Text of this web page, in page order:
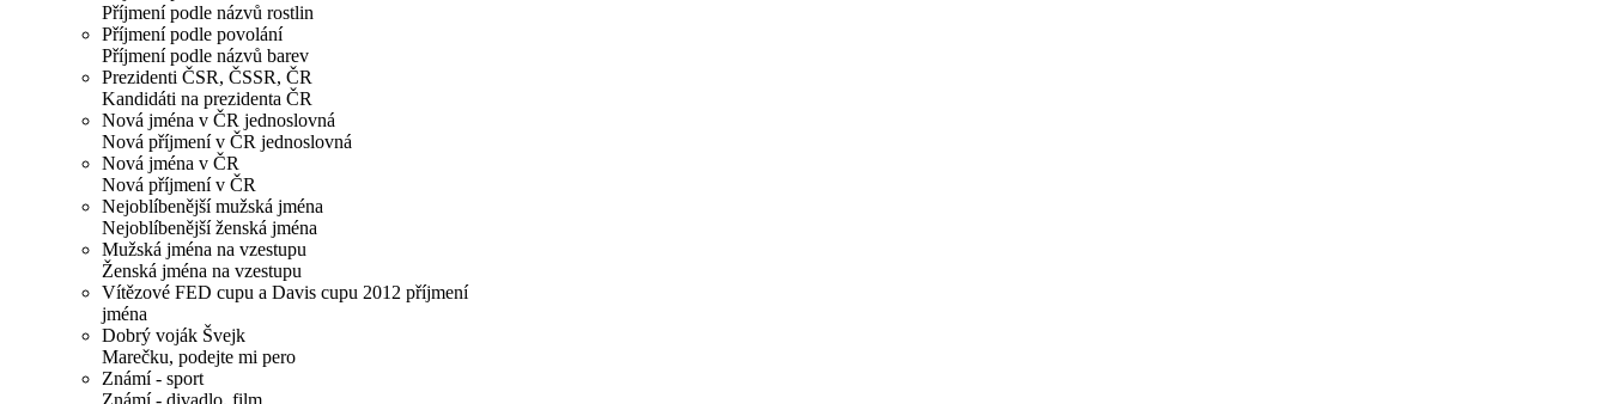
Příjmení podle názvů rostlin
Příjmení podle povolání
Příjmení podle názvů barev
Prezidenti ČSR, ČSSR, ČR
Kandidáti na prezidenta ČR
Nová jména v ČR jednoslovná
Nová příjmení v ČR jednoslovná
Nová jména v ČR
Nová příjmení v ČR
Nejoblíbenější mužská jména
Nejoblíbenější ženská jména
Mužská jména na vzestupu
Ženská jména na vzestupu
Vítězové FED cupu a Davis cupu 2012 příjmení
jména
Dobrý voják Švejk
Marečku, podejte mi pero
Známí - sport
Známí - divadlo, film